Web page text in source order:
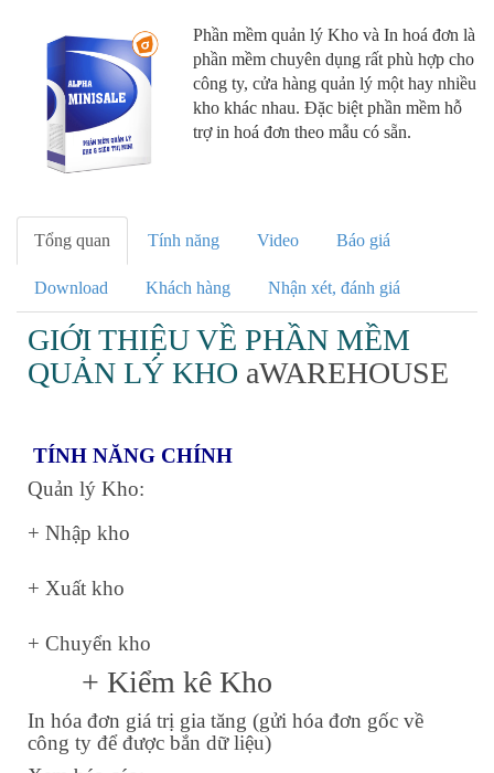
Phần mềm quản lý Kho và In hoá đơn là
phần mềm chuyên dụng rất phù hợp cho
công ty, cửa hàng quản lý một hay nhiều
kho khác nhau. Đặc biệt phần mềm hỗ
trợ in hoá đơn theo mẫu có sẵn.
Tổng quan Tính năng Video Báo giá
Download Khách hàng Nhận xét, đánh giá
GIỚI THIỆU VỀ PHẦN MỀM
QUẢN LÝ KHO aWAREHOUSE
TÍNH NĂNG CHÍNH
Quản lý Kho:
+ Nhập kho
+ Xuất kho
+ Chuyển kho
+ Kiểm kê Kho
In hóa đơn giá trị gia tăng (gửi hóa đơn gốc về
công ty để được bắn dữ liệu)